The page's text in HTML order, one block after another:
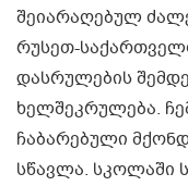
შეიარაღებულ
რუსეთ-
დასრულების
ხელშეკრულება.
ჩაბარებული
სწავლა. სკოლაში